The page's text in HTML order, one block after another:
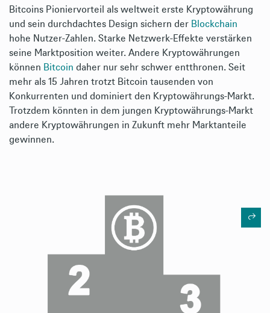
Bitcoins Pioniervorteil als weltweit erste Kryptowährung
und sein durchdachtes Design sichern der Blockchain
hohe Nutzer-Zahlen. Starke Netzwerk-Effekte verstärken
seine Marktposition weiter. Andere Kryptowährungen
können Bitcoin daher nur sehr schwer entthronen. Seit
mehr als 15 Jahren trotzt Bitcoin tausenden von
Konkurrenten und dominiert den Kryptowährungs-Markt.
Trotzdem könnten in dem jungen Kryptowährungs-Markt
andere Kryptowährungen in Zukunft mehr Marktanteile
gewinnen.